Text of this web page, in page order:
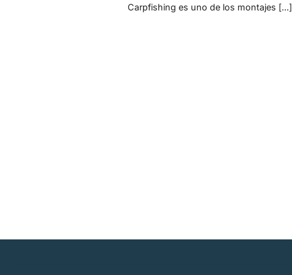
Carpfishing es uno de los montajes [...]